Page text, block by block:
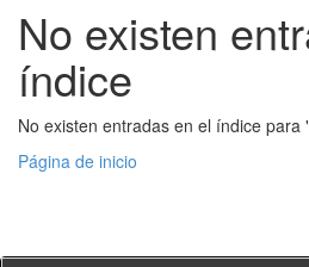
No existen
índice
No existen entradas en el índice para
Página de inicio